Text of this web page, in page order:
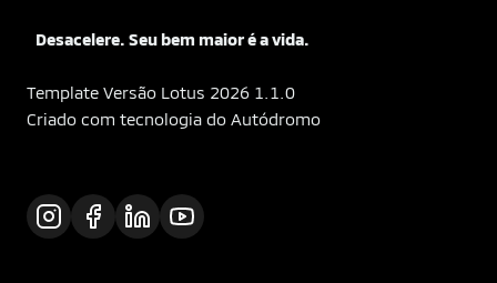
Desacelere. Seu bem maior é a vida.
Template Versão Lotus 2026 1.1.0
Criado com tecnologia do Autódromo